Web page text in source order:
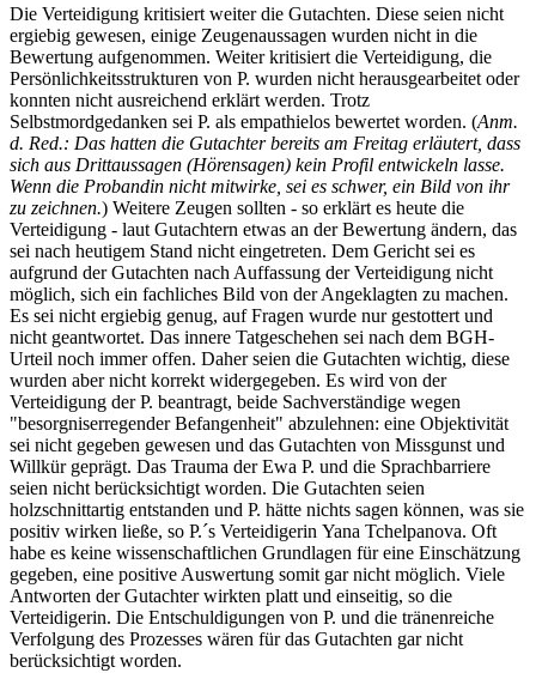
Die Verteidigung kritisiert weiter die Gutachten. Diese seien nicht
ergiebig gewesen, einige Zeugenaussagen wurden nicht in die
Bewertung aufgenommen. Weiter kritisiert die Verteidigung, die
Persönlichkeitsstrukturen von P. wurden nicht herausgearbeitet oder
konnten nicht ausreichend erklärt werden. Trotz
Selbstmordgedanken sei P. als empathielos bewertet worden. (Anm.
d. Red.: Das hatten die Gutachter bereits am Freitag erläutert, dass
sich aus Drittaussagen (Hörensagen) kein Profil entwickeln lasse.
Wenn die Probandin nicht mitwirke, sei es schwer, ein Bild von ihr
zu zeichnen.) Weitere Zeugen sollten - so erklärt es heute die
Verteidigung - laut Gutachtern etwas an der Bewertung ändern, das
sei nach heutigem Stand nicht eingetreten. Dem Gericht sei es
aufgrund der Gutachten nach Auffassung der Verteidigung nicht
möglich, sich ein fachliches Bild von der Angeklagten zu machen.
Es sei nicht ergiebig genug, auf Fragen wurde nur gestottert und
nicht geantwortet. Das innere Tatgeschehen sei nach dem BGH-
Urteil noch immer offen. Daher seien die Gutachten wichtig, diese
wurden aber nicht korrekt widergegeben. Es wird von der
Verteidigung der P. beantragt, beide Sachverständige wegen
"besorgniserregender Befangenheit" abzulehnen: eine Objektivität
sei nicht gegeben gewesen und das Gutachten von Missgunst und
Willkür geprägt. Das Trauma der Ewa P. und die Sprachbarriere
seien nicht berücksichtigt worden. Die Gutachten seien
holzschnittartig entstanden und P. hätte nichts sagen können, was sie
positiv wirken ließe, so P.´s Verteidigerin Yana Tchelpanova. Oft
habe es keine wissenschaftlichen Grundlagen für eine Einschätzung
gegeben, eine positive Auswertung somit gar nicht möglich. Viele
Antworten der Gutachter wirkten platt und einseitig, so die
Verteidigerin. Die Entschuldigungen von P. und die tränenreiche
Verfolgung des Prozesses wären für das Gutachten gar nicht
berücksichtigt worden.